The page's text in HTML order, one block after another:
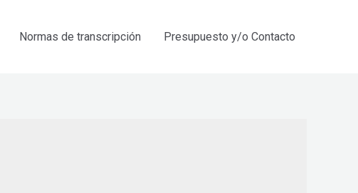
Normas de transcripción Presupuesto y/o Contacto